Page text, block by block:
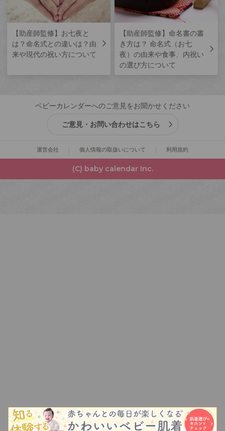
【助産師監修】お七夜と
は？命名式との違いは？由
来や現代の祝い方について
【助産師監修】命名書の書
き方は？ 命名式（お七
夜）の由来や食事、内祝い
の選び方について
ベビーカレンダーへのご意見をお聞かせください
ご意見・お問い合わせはこちら
運営会社 個人情報の取扱いについて 利用規約
(C) baby calendar Inc.